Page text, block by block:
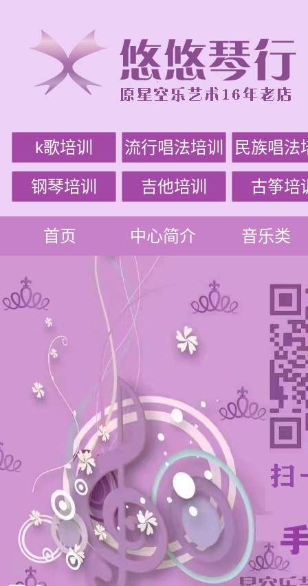
k歌培训 流行唱法培训 民族唱法
钢琴培训 吉他培训 古筝培
首页 中心简介 音乐类